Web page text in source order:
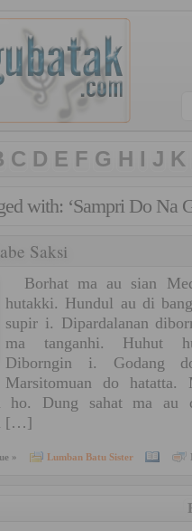
C D E F G H I J K
with: ‘Sampri Do Na
Saksi
Borhat ma au sian
hutakki. Hundul au di
supir i. Dipardalanan
ma tanganhi. Huhut
Diborngin i. Godang
Marsitomuan do hatatta.
ho. Dung sahat ma au
[…]
» Lumban Batu Sister